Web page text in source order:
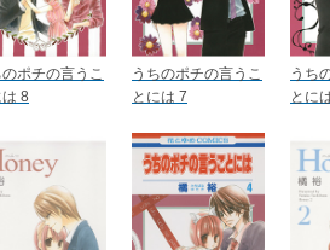
のポチの言うこ
は 8
うちのポチの言うこ
とには 7
うち
とに